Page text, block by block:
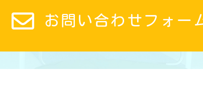
お問い合わせフォー